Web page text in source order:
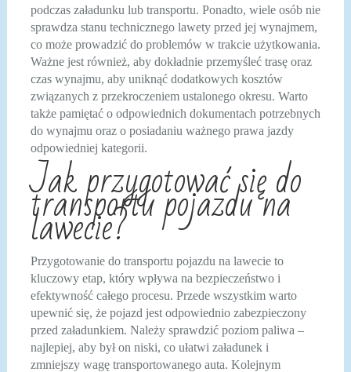
podczas załadunku lub transportu. Ponadto, wiele osób nie
sprawdza stanu technicznego lawety przed jej wynajmem,
co może prowadzić do problemów w trakcie użytkowania.
Ważne jest również, aby dokładnie przemyśleć trasę oraz
czas wynajmu, aby uniknąć dodatkowych kosztów
związanych z przekroczeniem ustalonego okresu. Warto
także pamiętać o odpowiednich dokumentach potrzebnych
do wynajmu oraz o posiadaniu ważnego prawa jazdy
odpowiedniej kategorii.
Jak przygotować się do
transportu pojazdu na
lawecie?
Przygotowanie do transportu pojazdu na lawecie to
kluczowy etap, który wpływa na bezpieczeństwo i
efektywność całego procesu. Przede wszystkim warto
upewnić się, że pojazd jest odpowiednio zabezpieczony
przed załadunkiem. Należy sprawdzić poziom paliwa –
najlepiej, aby był on niski, co ułatwi załadunek i
zmniejszy wagę transportowanego auta. Kolejnym